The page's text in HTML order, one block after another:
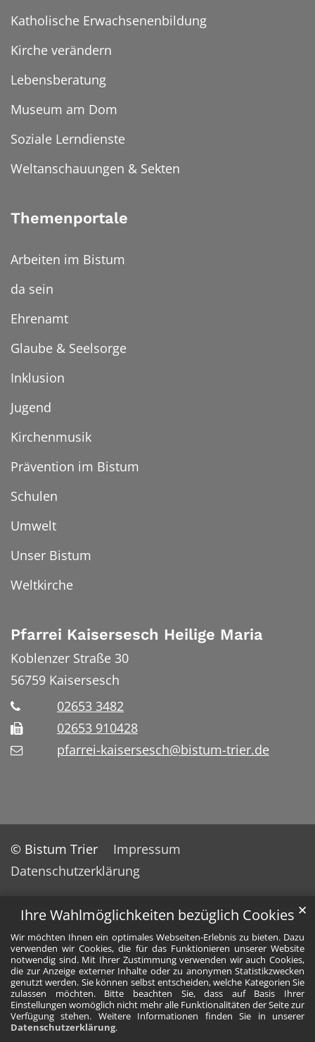
Ihre Wahlmöglichkeiten bezüglich Cookies
Wir möchten Ihnen ein optimales Webseiten-Erlebnis zu bieten. Dazu
verwenden wir Cookies, die für das Funktionieren unserer Website
notwendig sind. Mit Ihrer Zustimmung verwenden wir auch Cookies,
die zur Anzeige externer Inhalte oder zu anonymen Statistikzwecken
genutzt werden. Sie können selbst entscheiden, welche Kategorien Sie
zulassen möchten. Bitte beachten Sie, dass auf Basis Ihrer
Einstellungen womöglich nicht mehr alle Funktionalitäten der Seite zur
Verfügung stehen. Weitere Informationen finden Sie in unserer
Datenschutzerklärung.
✕
Katholische Erwachsenenbildung
Kirche verändern
Lebensberatung
Museum am Dom
Soziale Lerndienste
Weltanschauungen & Sekten
Themenportale
Arbeiten im Bistum
da sein
Ehrenamt
Glaube & Seelsorge
Inklusion
Jugend
Kirchenmusik
Prävention im Bistum
Schulen
Umwelt
Unser Bistum
Weltkirche
Pfarrei Kaisersesch Heilige Maria
Koblenzer Straße 30
56759 Kaisersesch
02653 3482
02653 910428
pfarrei-kaisersesch@bistum-trier.de
© Bistum Trier
Impressum
Datenschutzerklärung